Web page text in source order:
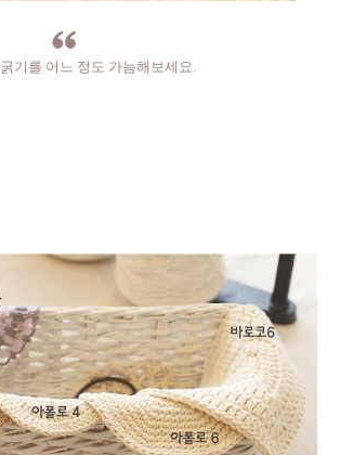
굵기를 어느 정도 가늠해보세요.